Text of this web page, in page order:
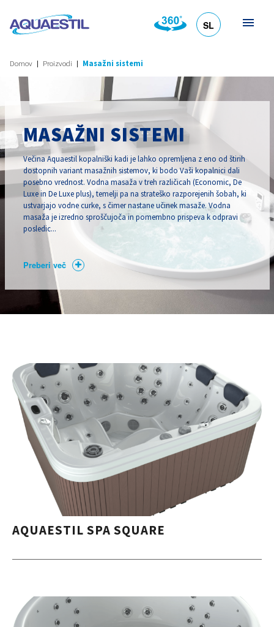
SL
Domov Proizvodi Masažni sistemi
MASAŽNI SISTEMI
Večina Aquaestil kopalniški kadi je lahko opremljena z eno od štirih
dostopnih variant masažnih sistemov, ki bodo Vaši kopalnici dali
posebno vrednost. Vodna masaža v treh različicah (Economic, De
Luxe in De Luxe plus), temelji pa na strateško razporejenih šobah, ki
ustvarjajo vodne curke, s čimer nastane učinek masaže. Vodna
masaža je izredno sproščujoča in pomembno prispeva k odpravi
posledic...
Preberi več
AQUAESTIL SPA SQUARE